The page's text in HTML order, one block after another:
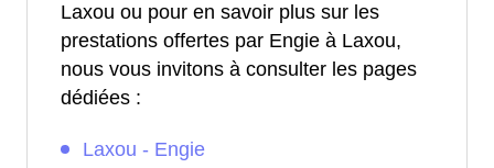
Laxou ou pour en savoir plus sur les
prestations offertes par Engie à Laxou,
nous vous invitons à consulter les pages
dédiées :
Laxou - Engie